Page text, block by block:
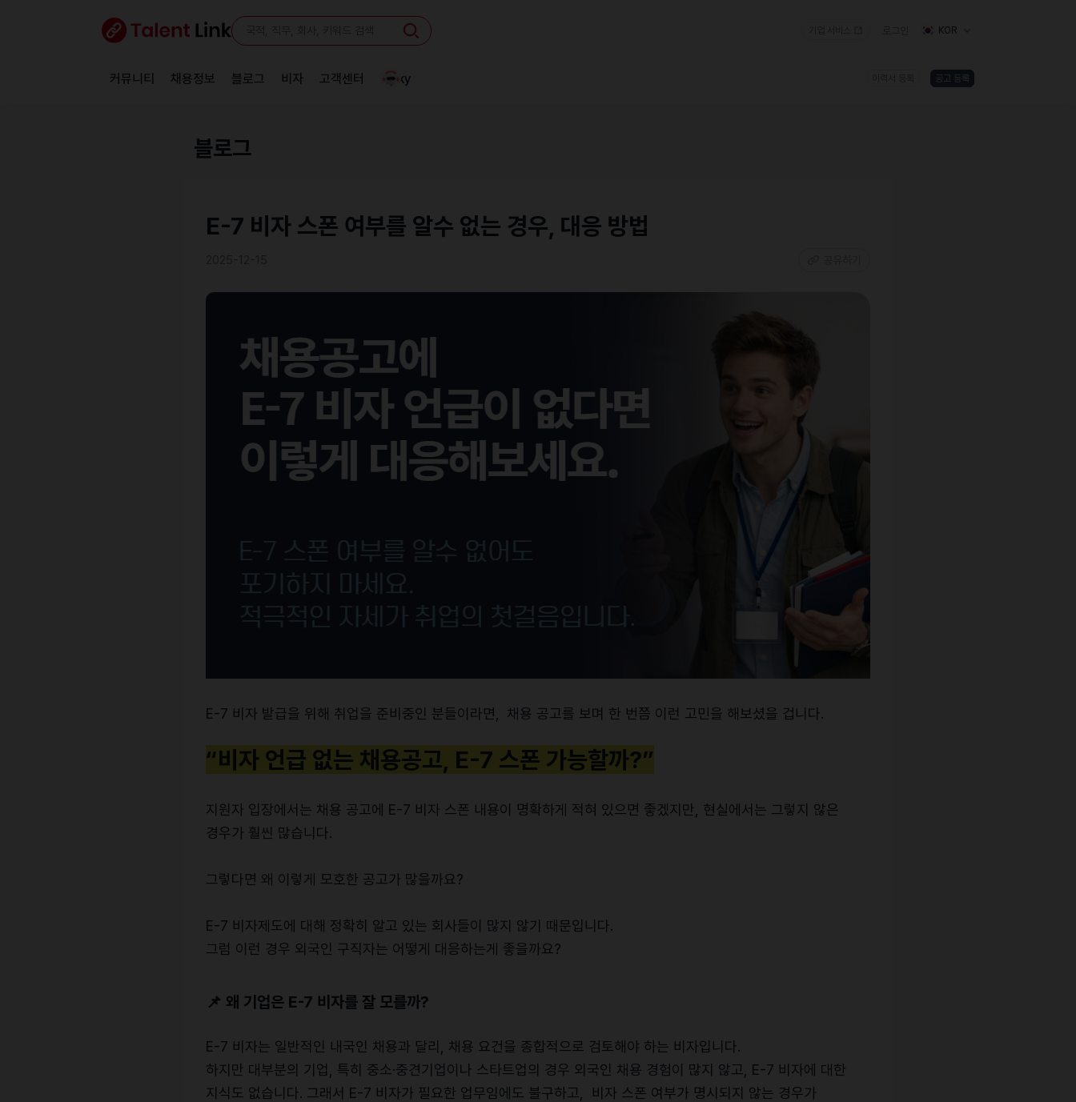
KOR
커뮤니티 채용정보 블로그 비자 고객센터 Linky 공고 등록
블로그
E-7 비자 스폰 여부를 알수 없는 경우, 대응 방법
E-7 비자 발급을 위해 취업을 준비중인 분들이라면, 채용 공고를 보며 한 번쯤 이런 고민을 해보셨을 겁니다.
“비자 언급 없는 채용공고, E-7 스폰 가능할까?”
지원자 입장에서는 채용 공고에 E-7 비자 스폰 내용이 명확하게 적혀 있으면 좋겠지만, 현실에서는 그렇지 않은
경우가 훨씬 많습니다.
그렇다면 왜 이렇게 모호한 공고가 많을까요?
E-7 비자제도에 대해 정확히 알고 있는 회사들이 많지 않기 때문입니다.
그럼 이런 경우 외국인 구직자는 어떻게 대응하는게 좋을까요?
📌 왜 기업은 E-7 비자를 잘 모를까?
E-7 비자는 일반적인 내국인 채용과 달리, 채용 요건을 종합적으로 검토해야 하는 비자입니다.
하지만 대부분의 기업, 특히 중소·중견기업이나 스타트업의 경우 외국인 채용 경험이 많지 않고, E-7 비자에 대한
지식도 없습니다. 그래서 E-7 비자가 필요한 업무임에도 불구하고, 비자 스폰 여부가 명시되지 않는 경우가